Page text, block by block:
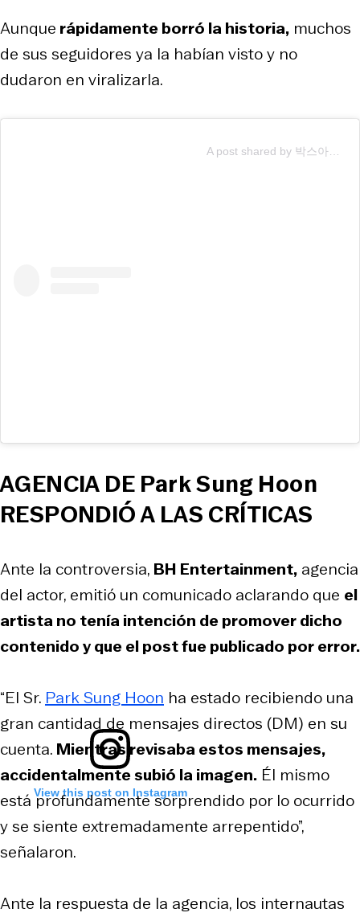
Aunque rápidamente borró la historia, muchos
de sus seguidores ya la habían visto y no
dudaron en viralizarla.
View this post on Instagram
AGENCIA DE Park Sung Hoon
RESPONDIÓ A LAS CRÍTICAS
Ante la controversia, BH Entertainment, agencia
del actor, emitió un comunicado aclarando que el
artista no tenía intención de promover dicho
contenido y que el post fue publicado por error.
“El Sr. Park Sung Hoon ha estado recibiendo una
gran cantidad de mensajes directos (DM) en su
cuenta. Mientras revisaba estos mensajes,
accidentalmente subió la imagen. Él mismo
está profundamente sorprendido por lo ocurrido
y se siente extremadamente arrepentido”,
señalaron.
Ante la respuesta de la agencia, los internautas